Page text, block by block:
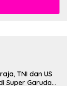
TNI dan US
Super Garuda